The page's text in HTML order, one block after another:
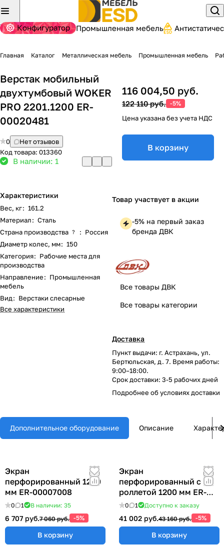
Конфигуратор Промышленная мебель
Главная Каталог Металлическая мебель Промышленная мебель
Верстак мобильный
двухтумбовый WOKER
PRO 2201.1200 ER-
00020481
0
Нет отзывов
Код товара: 013360
В наличии: 1
Характеристики
Вес, кг: 161.2
Материал: Сталь
Страна производства ? : Россия
Диаметр колес, мм: 150
Категория: Рабочие места для
производства
Направление: Промышленная
мебель
Вид: Верстаки слесарные
Все характеристики
116 004,50 руб.
122 110 руб. -5%
Цена указана без учета НДС
В корзину
Товар участвует в акции
-5% на первый заказ
бренда ДВК
Все товары ДВК
Все товары категории
Доставка
Пункт выдачи: г. Астрахань, ул.
Бертюльская, д. 7. Время работы:
9:00–18:00.
Срок доставки: 3-5 рабочих дней
Подробнее обусловиях доставки
Дополнительное оборудование Описание
Экран
перфорированный 1200
мм ER-00007008
0 1 В наличии: 35
6 707 руб.7 060 руб. -5%
В корзину
Экран
перфорированный с
роллетой 1200 мм ER-
00022417
0 1 Доступно к заказу
41 002 руб.43 160 руб. -5%
В корзину